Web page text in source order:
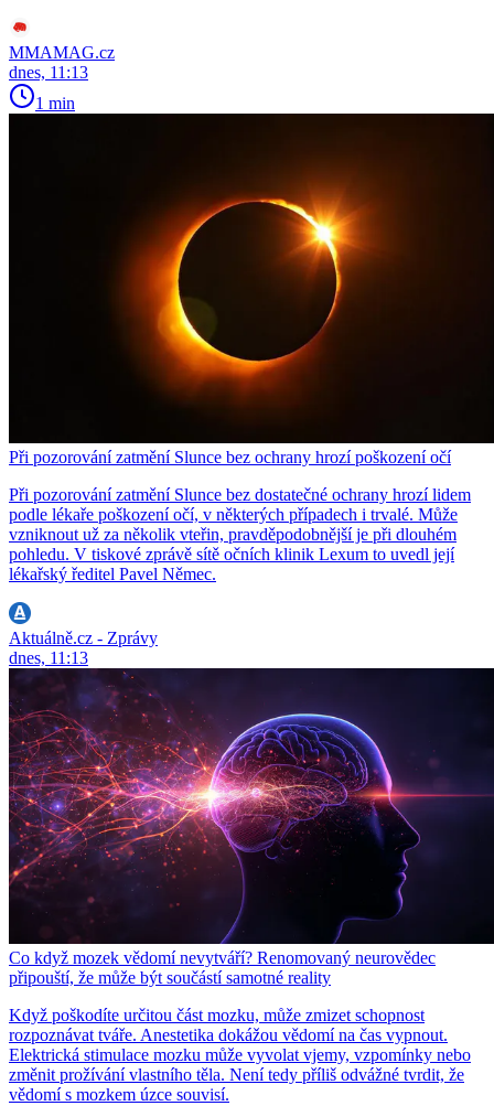
MMAMAG.cz
dnes, 11:13
1 min
Při pozorování zatmění Slunce bez ochrany hrozí poškození očí
Při pozorování zatmění Slunce bez dostatečné ochrany hrozí lidem
podle lékaře poškození očí, v některých případech i trvalé. Může
vzniknout už za několik vteřin, pravděpodobnější je při dlouhém
pohledu. V tiskové zprávě sítě očních klinik Lexum to uvedl její
lékařský ředitel Pavel Němec.
Aktuálně.cz - Zprávy
dnes, 11:13
Co když mozek vědomí nevytváří? Renomovaný neurovědec
připouští, že může být součástí samotné reality
Když poškodíte určitou část mozku, může zmizet schopnost
rozpoznávat tváře. Anestetika dokážou vědomí na čas vypnout.
Elektrická stimulace mozku může vyvolat vjemy, vzpomínky nebo
změnit prožívání vlastního těla. Není tedy příliš odvážné tvrdit, že
vědomí s mozkem úzce souvisí.